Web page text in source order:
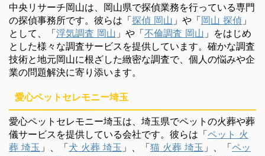
中央リサーチ岡山は、岡山県で探偵業務を行っている専門
の探偵事務所です。彼らは「探偵 岡山 」や「岡山 探偵 」
として、「浮気調査 岡山 」や「不倫調査 岡山 」をはじめ
とした様々な調査サービスを提供しています。確かな調査
技術と地元岡山に根ざした緻密な調査で、個人の悩みや企
業の問題解決に寄り添います。
愛心ペットセレモニー埼玉
愛心ペットセレモニー埼玉は、埼玉県でペットの火葬や葬
儀サービスを提供している会社です。彼らは「ペット 火
葬 埼玉 」、「犬 火葬 埼玉 」、「猫 火葬 埼玉 」、「ペッ